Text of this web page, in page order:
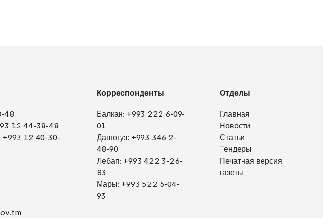
48
12 44-38-48
+993 12 40-30-
Корреспонденты
Балкан: +993 222 6-09-
01
Дашогуз: +993 346 2-
48-90
Лебап: +993 422 3-26-
83
Мары: +993 522 6-04-
93
Отделы
Главная
Новости
Статьи
Тендеры
Печатная версия
газеты